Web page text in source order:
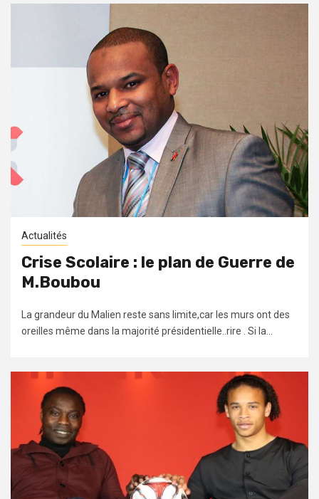
Actualités
Crise Scolaire : le plan de Guerre de
M.Boubou
La grandeur du Malien reste sans limite,car les murs ont des
oreilles même dans la majorité présidentielle..rire . Si la...